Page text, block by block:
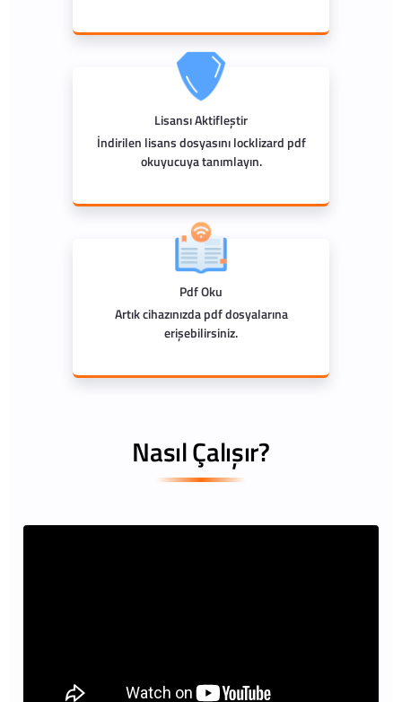
Lisansı Aktifleştir
İndirilen lisans dosyasını locklizard pdf
okuyucuya tanımlayın.
Pdf Oku
Artık cihazınızda pdf dosyalarına
erişebilirsiniz.
Nasıl Çalışır?